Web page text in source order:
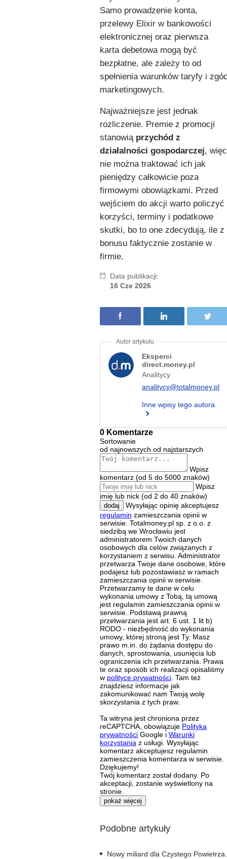
Samo prowadzenie konta,
przelewy Elixir w bankowości
elektronicznej oraz pierwsza
karta debetowa mogą być
bezpłatne, ale zależy to od
spełnienia warunków taryfy i
marketingowych.
Najważniejsze jest jednak
rozliczenie. Premie z promocji
stanowią przychód z
działalności gospodarczej, więc
nie można traktować ich jak
pieniędzy całkowicie poza
firmowymi obowiązkami. Przed
wejściem do akcji warto policzyć
korzyści, terminy i podatkowe
skutki, bo to one zdecydują, ile z
bonusu faktycznie zostanie w
firmie.
Data publikacji:
16 Cze 2026
Eksperci
direct.money.pl
Analitycy
analitycy@totalmoney.pl
Inne wpisy tego autora
0 Komentarze
Sortowanie
od najnowszych od najstarszych
Wpisz
komentarz (od 5 do 5000 znaków)
Wpisz
imię lub nick (od 2 do 40 znaków)
dodaj
Wysyłając opinię akceptujesz
regulamin zamieszczania opinii w
serwisie. Totalmoney.pl sp. z o.o. z
siedzibą we Wrocławiu jest
administratorem Twoich danych
osobowych dla celów związanych z
korzystaniem z serwisu. Administrator
przetwarza Twoje dane osobowe, które
podajesz lub pozostawiasz w ramach
zamieszczania opinii w serwisie.
Przetwarzamy te dane w celu
wykonania umowy z Tobą, tą umową
jest regulamin zamieszczania opinii w
serwisie. Podstawą prawną
przetwarzania jest art. 6 ust. 1 lit b)
RODO - niezbędność do wykonania
umowy, której stroną jest Ty. Masz
prawo m.in. do żądania dostępu do
danych, sprostowania, usunięcia lub
ograniczenia ich przetwarzania. Prawa
te oraz sposób ich realizacji opisaliśmy
w polityce prywatności . Tam też
znajdziesz informacje jak
zakomunikować nam Twoją wolę
skorzystania z tych praw.
Ta witryna jest chroniona przez
reCAPTCHA, obowiązuje Polityka
prywatności Google i Warunki
korzystania z usługi. Wysyłając
komentarz akceptujesz regulamin
zamieszczenia komentarza w serwisie.
Dziękujemy!
Twój komentarz został dodany. Po
akceptacji, zostanie wyświetlony na
stronie.
pokaż więcej
Podobne artykuły
Nowy miliard dla Czystego Powietrza.